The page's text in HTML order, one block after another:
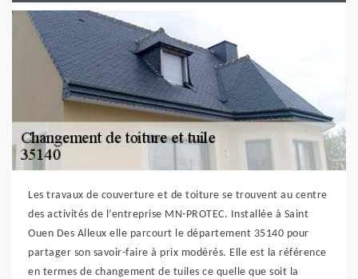
Les travaux de couverture et de toiture se trouvent au centre
des activités de l’entreprise MN-PROTEC. Installée à Saint
Ouen Des Alleux elle parcourt le département 35140 pour
partager son savoir-faire à prix modérés. Elle est la référence
en termes de changement de tuiles ce quelle que soit la